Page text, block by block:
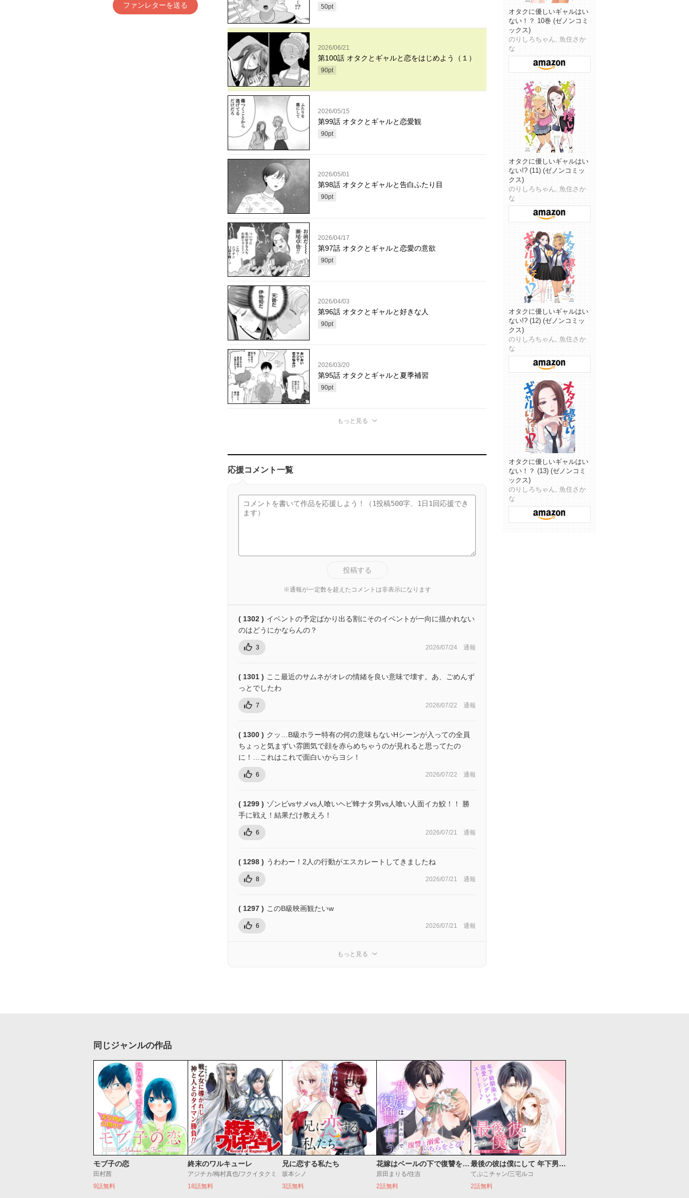
ファンレターを送る 50pt
2026/06/21
第100話 オタクとギャルと恋をはじめよう（１）
90pt
2026/05/15
第99話 オタクとギャルと恋愛観
90pt
2026/05/01
第98話 オタクとギャルと告白ふたり目
90pt
2026/04/17
第97話 オタクとギャルと恋愛の意欲
90pt
2026/04/03
第96話 オタクとギャルと好きな人
90pt
2026/03/20
第95話 オタクとギャルと夏季補習
90pt
もっと見る
応援コメント一覧
投稿する
※通報が一定数を超えたコメントは非表示になります
( 1302 ) イベントの予定ばかり出る割にそのイベントが一向に描かれない
のはどうにかならんの？
3 2026/07/24 通報
( 1301 ) ここ最近のサムネがオレの情緒を良い意味で壊す。あ、ごめんず
っとでしたわ
7 2026/07/22 通報
( 1300 ) クッ…B級ホラー特有の何の意味もないHシーンが入っての全員
ちょっと気まずい雰囲気で顔を赤らめちゃうのが見れると思ってたの
に！…これはこれで面白いからヨシ！
6 2026/07/22 通報
( 1299 ) ゾンビvsサメvs人喰いヘビ蜂ナタ男vs人喰い人面イカ鮫！！ 勝
手に戦え！結果だけ教えろ！
6 2026/07/21 通報
( 1298 ) うわわー！2人の行動がエスカレートしてきましたね
8 2026/07/21 通報
( 1297 ) このB級映画観たいw
6 2026/07/21 通報
もっと見る
オタクに優しいギャルはい
ない！？ 10巻 (ゼノンコミ
ックス)
のりしろちゃん, 魚住さか
な
オタクに優しいギャルはい
ない!? (11) (ゼノンコミッ
クス)
のりしろちゃん, 魚住さか
な
オタクに優しいギャルはい
ない!? (12) (ゼノンコミッ
クス)
のりしろちゃん, 魚住さか
な
オタクに優しいギャルはい
ない！？ (13) (ゼノンコミ
ックス)
のりしろちゃん, 魚住さか
な
同じジャンルの作品
モブ子の恋
田村茜
9話無料
終末のワルキューレ
アジチカ/梅村真也/フクイタクミ
18話無料
兄に恋する私たち
坂本シノ
3話無料
花嫁はベールの下で復讐を誓う
原田まりる/住吉
2話無料
最後の彼は僕にして 年下男子にやりなおし溺愛されてます
てぷこチャン/三宅ルコ
2話無料